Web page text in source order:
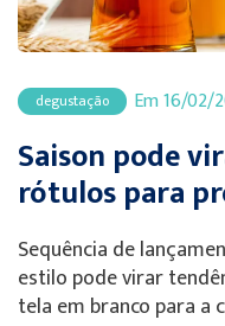
degustação Em 16/02/
Saison pode
rótulos para
Sequência de
estilo pode virar
tela em branco para a